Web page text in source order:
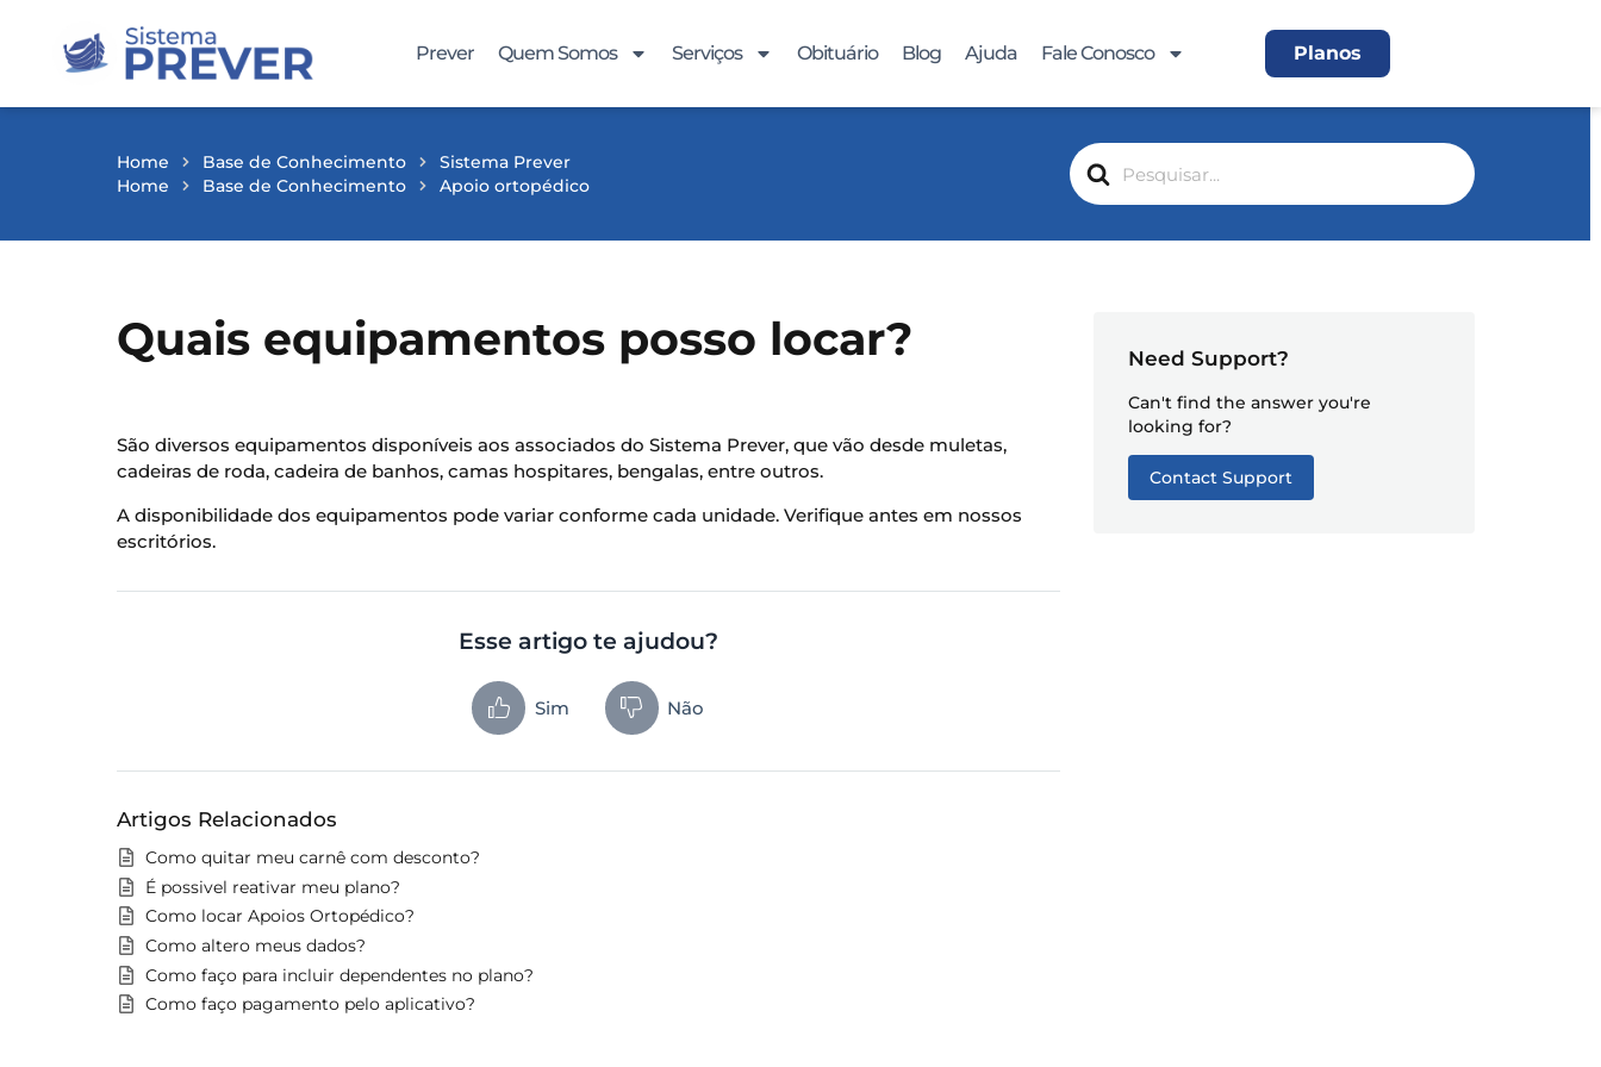
Prever Quem Somos Serviços Obituário Blog Ajuda Fale Conosco Planos
Search
For
Home Base de Conhecimento
Sistema Prever
Home
Base de Conhecimento Apoio ortopédico
Quais equipamentos posso locar?
São diversos equipamentos disponíveis aos associados do Sistema Prever, que vão desde muletas,
cadeiras de roda, cadeira de banhos, camas hospitares, bengalas, entre outros.
A disponibilidade dos equipamentos pode variar conforme cada unidade. Verifique antes em nossos
escritórios.
Esse artigo te ajudou?
Sim Não
Artigos Relacionados
Como quitar meu carnê com desconto?
É possivel reativar meu plano?
Como locar Apoios Ortopédico?
Como altero meus dados?
Como faço para incluir dependentes no plano?
Como faço pagamento pelo aplicativo?
Need Support?
Can't find the answer you're
looking for?
Contact Support